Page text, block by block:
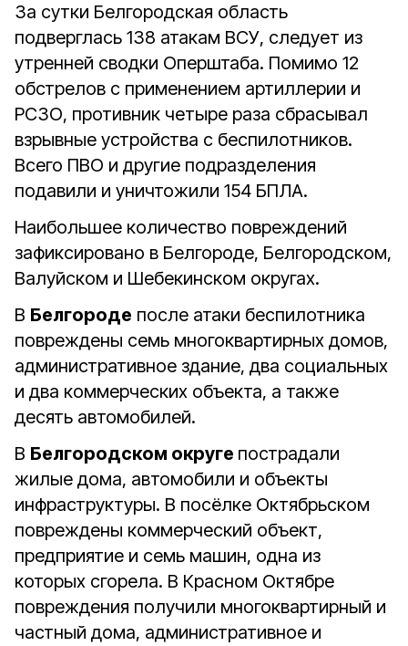
За сутки Белгородская область
подверглась 138 атакам ВСУ, следует из
утренней сводки Оперштаба. Помимо 12
обстрелов с применением артиллерии и
РСЗО, противник четыре раза сбрасывал
взрывные устройства с беспилотников.
Всего ПВО и другие подразделения
подавили и уничтожили 154 БПЛА.
Наибольшее количество повреждений
зафиксировано в Белгороде, Белгородском,
Валуйском и Шебекинском округах.
В Белгороде после атаки беспилотника
повреждены семь многоквартирных домов,
административное здание, два социальных
и два коммерческих объекта, а также
десять автомобилей.
В Белгородском округе пострадали
жилые дома, автомобили и объекты
инфраструктуры. В посёлке Октябрьском
повреждены коммерческий объект,
предприятие и семь машин, одна из
которых сгорела. В Красном Октябре
повреждения получили многоквартирный и
частный дома, административное и